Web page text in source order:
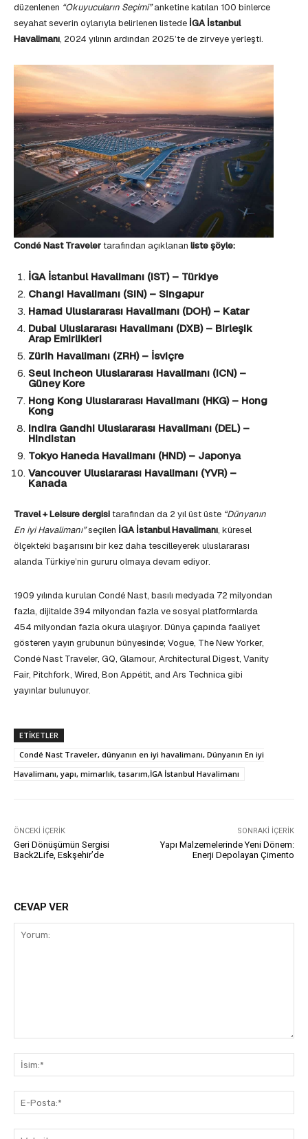
düzenlenen “Okuyucuların Seçimi”anketine katılan 100 binlerce
seyahat severin oylarıyla belirlenen listede İGA İstanbul
Havalimanı, 2024 yılının ardından 2025’te de zirveye yerleşti.
Condé Nast Travelertarafından açıklanan liste şöyle:
İGA İstanbul Havalimanı (IST) – Türkiye
Changi Havalimanı (SIN) – Singapur
Hamad Uluslararası Havalimanı (DOH) – Katar
Dubai Uluslararası Havalimanı (DXB) – Birleşik
Arap Emirlikleri
Zürih Havalimanı (ZRH) – İsviçre
Seul Incheon Uluslararası Havalimanı (ICN) –
Güney Kore
Hong Kong Uluslararası Havalimanı (HKG) – Hong
Kong
Indira Gandhi Uluslararası Havalimanı (DEL) –
Hindistan
Tokyo Haneda Havalimanı (HND) – Japonya
Vancouver Uluslararası Havalimanı (YVR) –
Kanada
Travel + Leisure dergisitarafından da 2 yıl üst üste “Dünyanın
En iyi Havalimanı”seçilen İGA İstanbul Havalimanı, küresel
ölçekteki başarısını bir kez daha tescilleyerek uluslararası
alanda Türkiye’nin gururu olmaya devam ediyor.
1909 yılında kurulan Condé Nast, basılı medyada 72 milyondan
fazla, dijitalde 394 milyondan fazla ve sosyal platformlarda
454 milyondan fazla okura ulaşıyor. Dünya çapında faaliyet
gösteren yayın grubunun bünyesinde; Vogue, The New Yorker,
Condé Nast Traveler, GQ, Glamour, Architectural Digest, Vanity
Fair, Pitchfork, Wired, Bon Appétit, and Ars Technica gibi
yayınlar bulunuyor.
ETIKETLER
Condé Nast Traveler, dünyanın en iyi havalimanı, Dünyanın En iyi
Havalimanı, yapı, mimarlık, tasarım,İGA İstanbul Havalimanı
ÖNCEKI İÇERIK
Geri Dönüşümün Sergisi
Back2Life, Eskşehir’de
SONRAKI İÇERIK
Yapı Malzemelerinde Yeni Dönem:
Enerji Depolayan Çimento
CEVAP VER